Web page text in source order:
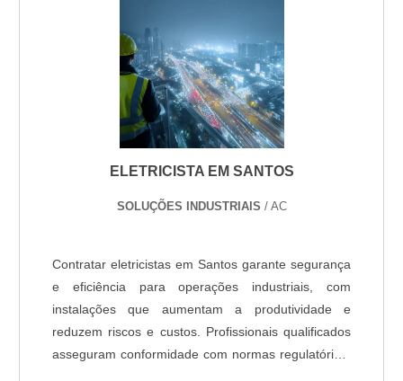
ELETRICISTA EM SANTOS
SOLUÇÕES INDUSTRIAIS / AC
Contratar eletricistas em Santos garante segurança
e eficiência para operações industriais, com
instalações que aumentam a produtividade e
reduzem riscos e custos. Profissionais qualificados
asseguram conformidade com normas regulatórias,